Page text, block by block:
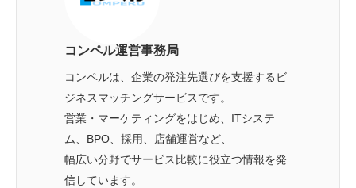
コンペル運営事務局
コンペルは、企業の発注先選びを支援するビ
ジネスマッチングサービスです。
営業・マーケティングをはじめ、ITシステ
ム、BPO、採用、店舗運営など、
幅広い分野でサービス比較に役立つ情報を発
信しています。